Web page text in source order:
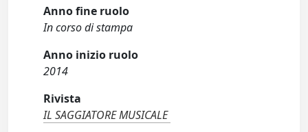
Anno fine ruolo
In corso di stampa
Anno inizio ruolo
2014
Rivista
IL SAGGIATORE MUSICALE